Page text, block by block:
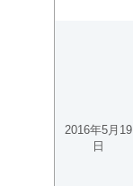
2016年5月19
日